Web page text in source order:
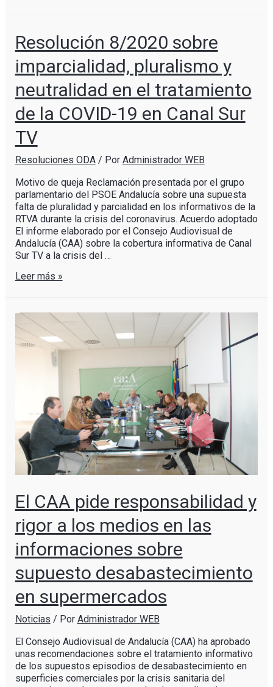
Resolución 8/2020 sobre
imparcialidad, pluralismo y
neutralidad en el tratamiento
de la COVID-19 en Canal Sur
TV
Resoluciones ODA/ Por Administrador WEB
Motivo de queja Reclamación presentada por el grupo
parlamentario del PSOE Andalucía sobre una supuesta
falta de pluralidad y parcialidad en los informativos de la
RTVA durante la crisis del coronavirus. Acuerdo adoptado
El informe elaborado por el Consejo Audiovisual de
Andalucía (CAA) sobre la cobertura informativa de Canal
Sur TV a la crisis del …
Leer más »
El CAA pide responsabilidad y
rigor a los medios en las
informaciones sobre
supuesto desabastecimiento
en supermercados
Noticias / Por Administrador WEB
El Consejo Audiovisual de Andalucía (CAA) ha aprobado
unas recomendaciones sobre el tratamiento informativo
de los supuestos episodios de desabastecimiento en
superficies comerciales por la crisis sanitaria del